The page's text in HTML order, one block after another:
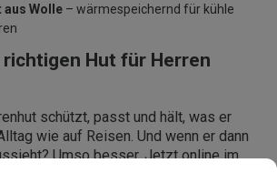
aus Wolle – wärmespeichernd für kühle
richtigen Hut für Herren
schützt, passt und hält, was er
wie auf Reisen. Und wenn er dann
Umso besser. Jetzt online im